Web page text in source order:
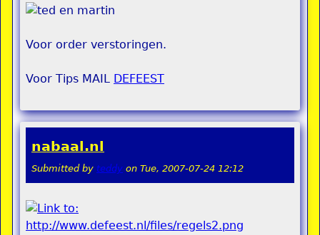
Voor order verstoringen.
Voor Tips MAIL DEFEEST
nabaal.nl
Submitted by teddy on Tue, 2007-07-24 12:12